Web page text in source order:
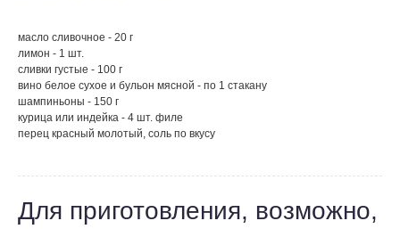
масло сливочное - 20 г
лимон - 1 шт.
сливки густые - 100 г
вино белое сухое и бульон мясной - по 1 стакану
шампиньоны - 150 г
курица или индейка - 4 шт. филе
перец красный молотый, соль по вкусу
Для приготовления, возможно,